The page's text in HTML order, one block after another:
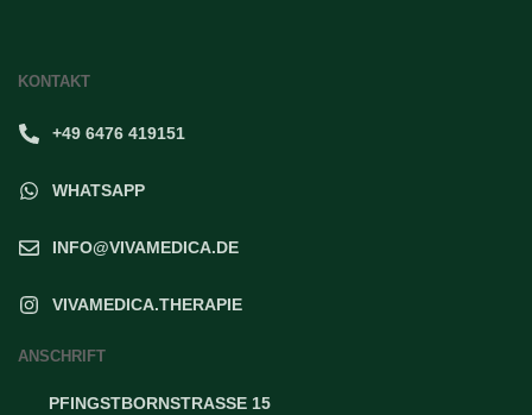
KONTAKT
+49 6476 419151
WHATSAPP
INFO@VIVAMEDICA.DE
VIVAMEDICA.THERAPIE
ANSCHRIFT
PFINGSTBORNSTRASSE 15